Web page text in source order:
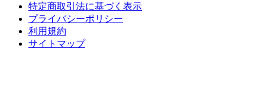
特定商取引法に基づく表示
プライバシーポリシー
利用規約
サイトマップ